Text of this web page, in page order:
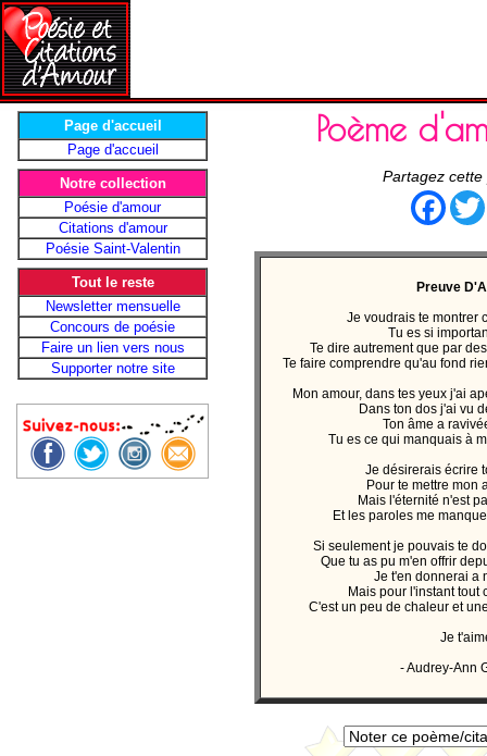
Page d'accueil
Page d'accueil
Notre collection
Poésie d'amour
Citations d'amour
Poésie Saint-Valentin
Tout le reste
Newsletter mensuelle
Concours de poésie
Faire un lien vers nous
Supporter notre site
Poème
Partagez
Preuve
Je voudrais te montrer
Tu es si
Te dire autrement que par
Te faire comprendre qu'au fond
Mon amour, dans tes yeux j'ai
Dans ton dos j'ai vu
Ton âme a
Tu es ce qui manquais à
Je désirerais écrire
Pour te mettre mon
Mais l'éternité n'est
Et les paroles me
Si seulement je pouvais te
Que tu as pu m'en offrir
Je t'en donnerai a
Mais pour l'instant tout
C'est un peu de chaleur et
Je
- Audrey-Ann